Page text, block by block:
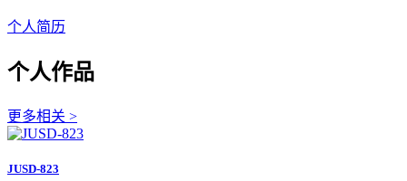
个人简历
个人作品
更多相关 >
JUSD-823